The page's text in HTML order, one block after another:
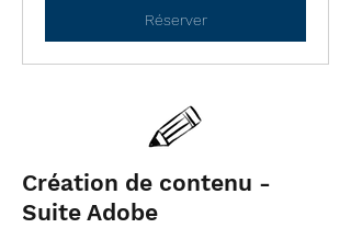
Réserver
Création de contenu -
Suite Adobe